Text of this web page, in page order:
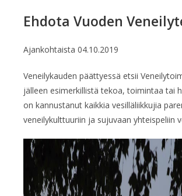
Ehdota Vuoden
Ajankohtaista 04.10.2019
Veneilykauden päättyessä etsii
jälleen esimerkillistä tekoa, toimintaa tai
on kannustanut kaikkia vesilläliikkujia
veneilykulttuuriin ja sujuvaan yhteispeliin